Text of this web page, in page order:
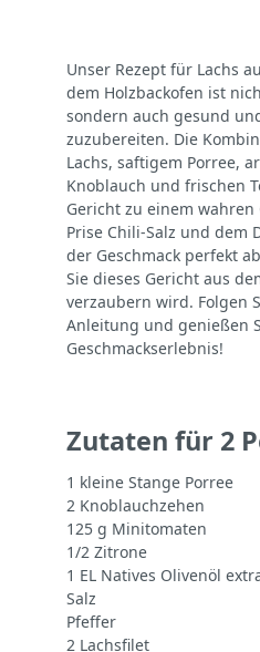
Unser Rezept für Lachs
dem Holzbackofen ist
sondern auch gesund
zuzubereiten. Die
Lachs, saftigem Porree,
Knoblauch und frischen
Gericht zu einem
Prise Chili-Salz und dem
der Geschmack perfekt
Sie dieses Gericht aus
verzaubern wird. Folgen
Anleitung und genießen
Geschmackserlebnis!
Zutaten für 2
1 kleine Stange Porree
2 Knoblauchzehen
125 g Minitomaten
1/2 Zitrone
1 EL Natives Olivenöl
Salz
Pfeffer
2 Lachsfilet